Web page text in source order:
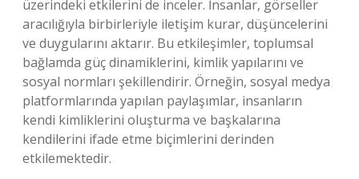
üzerindeki etkilerini de inceler. İnsanlar, görseller
aracılığıyla birbirleriyle iletişim kurar, düşüncelerini
ve duygularını aktarır. Bu etkileşimler, toplumsal
bağlamda güç dinamiklerini, kimlik yapılarını ve
sosyal normları şekillendirir. Örneğin, sosyal medya
platformlarında yapılan paylaşımlar, insanların
kendi kimliklerini oluşturma ve başkalarına
kendilerini ifade etme biçimlerini derinden
etkilemektedir.